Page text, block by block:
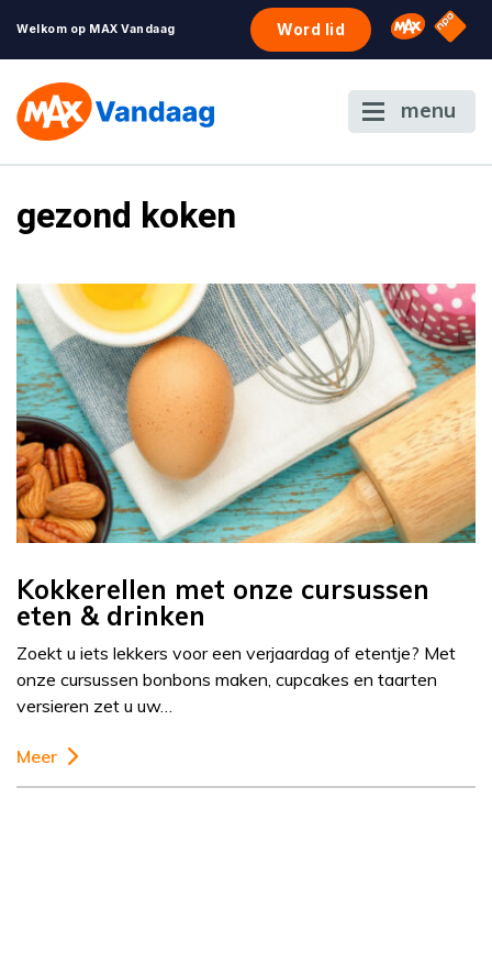
Welkom op MAX Vandaag Word lid Omroep
NPO
menu
gezond koken
Kokkerellen met onze cursussen
eten & drinken
Zoekt u iets lekkers voor een verjaardag of etentje? Met
onze cursussen bonbons maken, cupcakes en taarten
versieren zet u uw…
Meer